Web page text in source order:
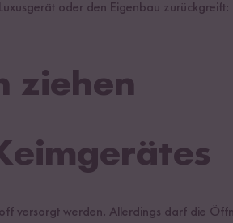
oder den Eigenbau
ziehen
versorgt werden. Allerdings darf die